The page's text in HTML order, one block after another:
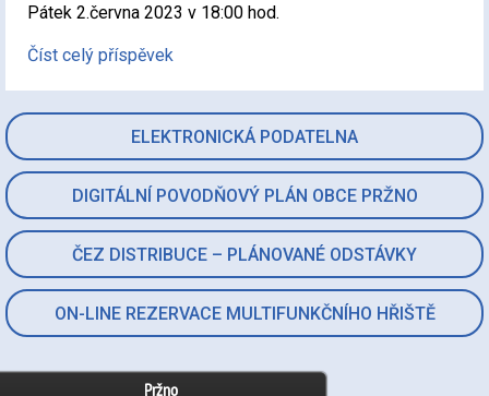
ELEKTRONICKÁ PODATELNA
DIGITÁLNÍ POVODŇOVÝ PLÁN OBCE PRŽNO
ČEZ DISTRIBUCE – PLÁNOVANÉ ODSTÁVKY
ON-LINE REZERVACE MULTIFUNKČNÍHO HŘIŠTĚ
Pátek 2.června 2023 v 18:00 hod.
Číst celý příspěvek